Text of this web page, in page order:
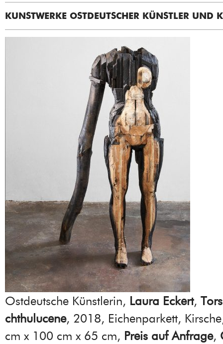
KUNSTWERKE OSTDEUTSCHER KÜNSTLER UND
Ostdeutsche Künstlerin, Laura Eckert,
chthulucene, 2018, Eichenparkett,
cm x 100 cm x 65 cm, Preis auf Anfrage,